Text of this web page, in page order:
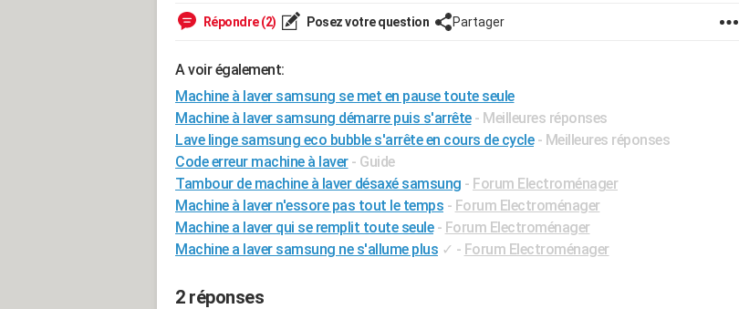
Répondre (2) Posez votre question Partager
A voir également:
Machine à laver samsung se met en pause toute seule
Machine à laver samsung démarre puis s'arrête - Meilleures réponses
Lave linge samsung eco bubble s'arrête en cours de cycle - Meilleures réponses
Code erreur machine à laver - Guide
Tambour de machine à laver désaxé samsung - Forum Electroménager
Machine à laver n'essore pas tout le temps - Forum Electroménager
Machine a laver qui se remplit toute seule - Forum Electroménager
Machine a laver samsung ne s'allume plus ✓ - Forum Electroménager
2 réponses